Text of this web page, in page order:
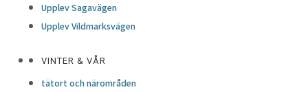
Upplev Sagavägen
Upplev Vildmarksvägen
VINTER & VÅR
tätort och närområden